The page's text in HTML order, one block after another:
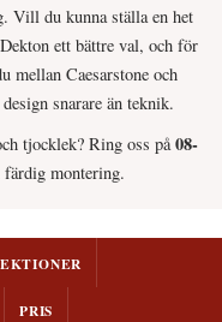
Vill du kunna ställa en het
ett bättre val, och för
mellan Caesarstone och
snarare än teknik.
tjocklek? Ring oss på08-
montering.
PRIS